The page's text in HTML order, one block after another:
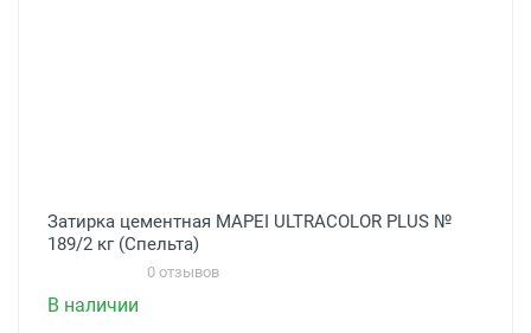
Затирка цементная MAPEI ULTRACOLOR PLUS №
189/2 кг (Спельта)
0 отзывов
В наличии